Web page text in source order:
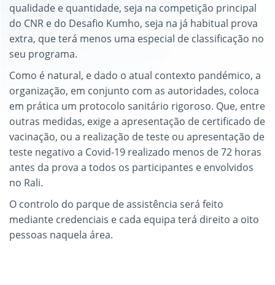
qualidade e quantidade, seja na competição principal
do CNR e do Desafio Kumho, seja na já habitual prova
extra, que terá menos uma especial de classificação no
seu programa.
Como é natural, e dado o atual contexto pandémico, a
organização, em conjunto com as autoridades, coloca
em prática um protocolo sanitário rigoroso. Que, entre
outras medidas, exige a apresentação de certificado de
vacinação, ou a realização de teste ou apresentação de
teste negativo a Covid-19 realizado menos de 72 horas
antes da prova a todos os participantes e envolvidos
no Rali.
O controlo do parque de assistência será feito
mediante credenciais e cada equipa terá direito a oito
pessoas naquela área.